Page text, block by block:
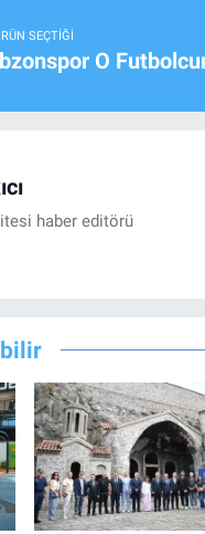
SEÇTIĞI
O
haber editörü